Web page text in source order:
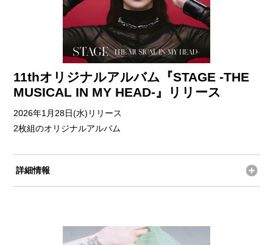
11thオリジナルアルバム『STAGE -THE
MUSICAL IN MY HEAD-』リリース
2026年1月28日(水)リリース
2枚組のオリジナルアルバム
詳細情報